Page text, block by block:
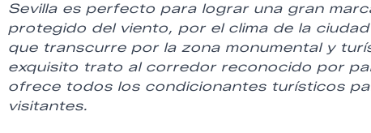
Sevilla es perfecto para lograr una gran
protegido del viento, por el clima de la
que transcurre por la zona monumental y
exquisito trato al corredor reconocido por
ofrece todos los condicionantes turísticos
visitantes.